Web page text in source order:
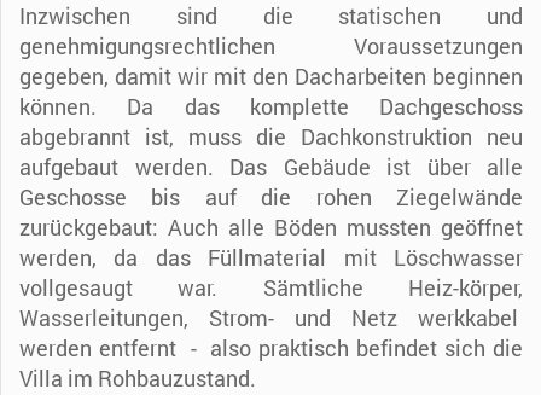
Inzwischen sind die statischen und
genehmigungsrechtlichen Voraussetzungen
gegeben, damit wir mit den Dacharbeiten beginnen
können. Da das komplette Dachgeschoss
abgebrannt ist, muss die Dachkonstruktion neu
aufgebaut werden. Das Gebäude ist über alle
Geschosse bis auf die rohen Ziegelwände
zurückgebaut: Auch alle Böden mussten geöffnet
werden, da das Füllmaterial mit Löschwasser
vollgesaugt war. Sämtliche Heiz-körper,
Wasserleitungen, Strom- und Netz werkkabel
werden entfernt - also praktisch befindet sich die
Villa im Rohbauzustand.